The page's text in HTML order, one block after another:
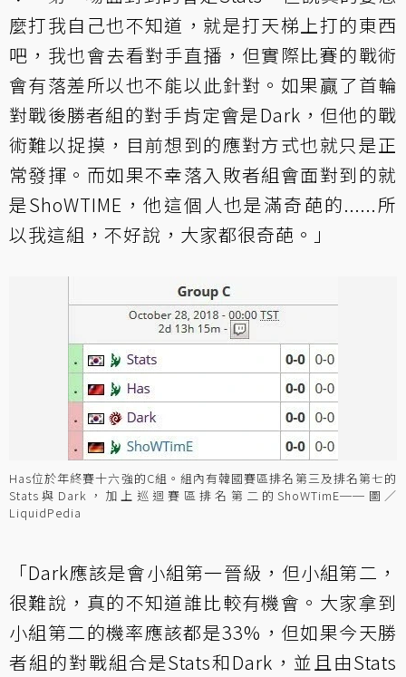
麼打我自己也不知道，就是打天梯上打的東西
吧，我也會去看對手直播，但實際比賽的戰術
會有落差所以也不能以此針對。如果贏了首輪
對戰後勝者組的對手肯定會是Dark，但他的戰
術難以捉摸，目前想到的應對方式也就只是正
常發揮。而如果不幸落入敗者組會面對到的就
是ShoWTIME，他這個人也是滿奇葩的......所
以我這組，不好說，大家都很奇葩。」
Has位於年終賽十六強的C組。組內有韓國賽區排名第三及排名第七的
Stats與Dark，加上巡迴賽區排名第二的ShoWTimE──圖／
LiquidPedia
「Dark應該是會小組第一晉級，但小組第二，
很難說，真的不知道誰比較有機會。大家拿到
小組第二的機率應該都是33%，但如果今天勝
者組的對戰組合是Stats和Dark，並且由Stats